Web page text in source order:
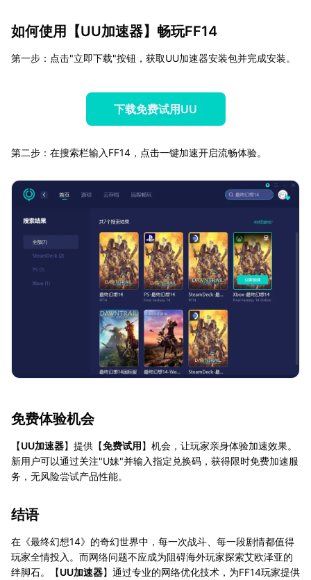
如何使用【UU加速器】畅玩FF14
第一步：点击"立即下载"按钮，获取UU加速器安装包并完成安装。
下载免费试用UU
第二步：在搜索栏输入FF14，点击一键加速开启流畅体验。
免费体验机会
【UU加速器】提供【免费试用】机会，让玩家亲身体验加速效果。
新用户可以通过关注"U妹"并输入指定兑换码，获得限时免费加速服
务，无风险尝试产品性能。
结语
在《最终幻想14》的奇幻世界中，每一次战斗、每一段剧情都值得
玩家全情投入。而网络问题不应成为阻碍海外玩家探索艾欧泽亚的
绊脚石。【UU加速器】通过专业的网络优化技术，为FF14玩家提供